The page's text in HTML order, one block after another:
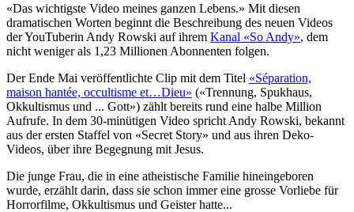
«Das wichtigste Video meines ganzen Lebens.» Mit diesen
dramatischen Worten beginnt die Beschreibung des neuen Videos
der YouTuberin Andy Rowski auf ihrem Kanal «So Andy», dem
nicht weniger als 1,23 Millionen Abonnenten folgen.
Der Ende Mai veröffentlichte Clip mit dem Titel «Séparation,
maison hantée, occultisme et…Dieu» («Trennung, Spukhaus,
Okkultismus und ... Gott») zählt bereits rund eine halbe Million
Aufrufe. In dem 30-minütigen Video spricht Andy Rowski, bekannt
aus der ersten Staffel von «Secret Story» und aus ihren Deko-
Videos, über ihre Begegnung mit Jesus.
Die junge Frau, die in eine atheistische Familie hineingeboren
wurde, erzählt darin, dass sie schon immer eine grosse Vorliebe für
Horrorfilme, Okkultismus und Geister hatte...